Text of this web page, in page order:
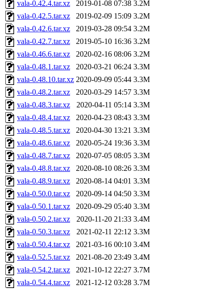
vala-0.42.4.tar.xz
2019-01-08 07:38 3.2M
vala-0.42.5.tar.xz
2019-02-09 15:09 3.2M
vala-0.42.6.tar.xz
2019-03-28 09:54 3.2M
vala-0.42.7.tar.xz
2019-05-10 16:36 3.2M
vala-0.46.6.tar.xz
2020-02-16 08:06 3.2M
vala-0.48.1.tar.xz
2020-03-21 06:24 3.3M
vala-0.48.10.tar.xz 2020-09-09 05:44 3.3M
vala-0.48.2.tar.xz
2020-03-29 14:57 3.3M
vala-0.48.3.tar.xz
2020-04-11 05:14 3.3M
vala-0.48.4.tar.xz
2020-04-23 08:43 3.3M
vala-0.48.5.tar.xz
2020-04-30 13:21 3.3M
vala-0.48.6.tar.xz
2020-05-24 19:36 3.3M
vala-0.48.7.tar.xz
2020-07-05 08:05 3.3M
vala-0.48.8.tar.xz
2020-08-10 08:26 3.3M
vala-0.48.9.tar.xz
2020-08-14 04:01 3.3M
vala-0.50.0.tar.xz
2020-09-14 04:50 3.3M
vala-0.50.1.tar.xz
2020-09-29 05:40 3.3M
vala-0.50.2.tar.xz
2020-11-20 21:33 3.4M
vala-0.50.3.tar.xz
2021-02-11 22:12 3.3M
vala-0.50.4.tar.xz
2021-03-16 00:10 3.4M
vala-0.52.5.tar.xz
2021-08-20 23:49 3.4M
vala-0.54.2.tar.xz
2021-10-12 22:27 3.7M
vala-0.54.4.tar.xz
2021-12-12 03:28 3.7M